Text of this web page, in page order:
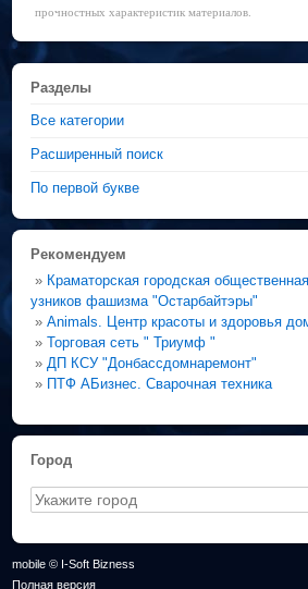
прочностных характеристик материалов.
Разделы
Все категории
Расширенный поиск
По первой букве
Рекомендуем
» Краматорская городская
узников фашизма "Остарбайтэры"
»Animals. Центр красоты и здоровья
»Торговая сеть " Триумф "
» ДП КСУ "Донбассдомнаремонт"
» ПТФ АБизнес. Сварочная техника
Город
mobile © I-Soft Bizness
Полная версия